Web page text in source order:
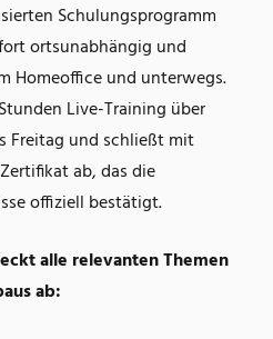
Schulungsprogramm
ortsunabhängig und
Homeoffice und unterwegs.
Live-Training über
Freitag und schließt mit
ab, das die
offiziell bestätigt.
alle relevanten Themen
ab: